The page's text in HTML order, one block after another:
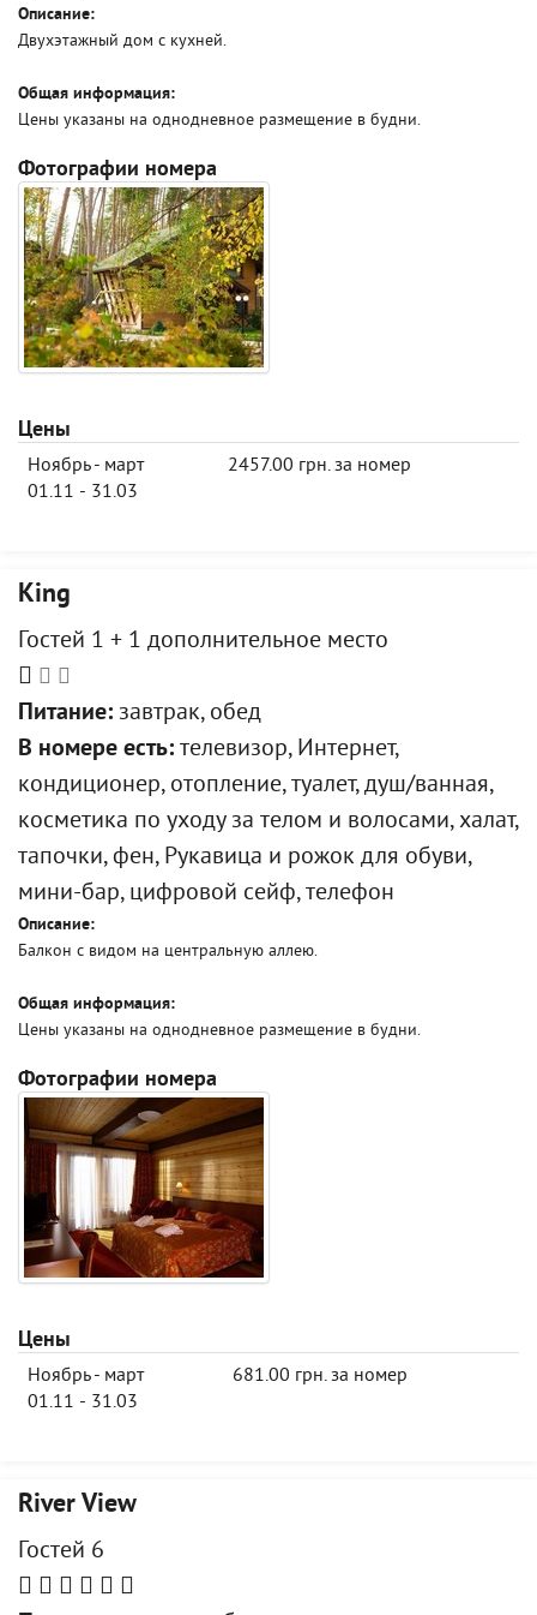
Описание:
Двухэтажный дом с кухней.
Общая информация:
Цены указаны на однодневное размещение в будни.
Фотографии номера
Цены
Ноябрь - март
01.11 - 31.03
2457.00 грн. за номер
King
Гостей 1 + 1 дополнительное место
Питание: завтрак, обед
В номере есть: телевизор, Интернет,
кондиционер, отопление, туалет, душ/ванная,
косметика по уходу за телом и волосами, халат,
тапочки, фен, Рукавица и рожок для обуви,
мини-бар, цифровой сейф, телефон
Описание:
Балкон с видом на центральную аллею.
Общая информация:
Цены указаны на однодневное размещение в будни.
Фотографии номера
Цены
Ноябрь - март
01.11 - 31.03
681.00 грн. за номер
River View
Гостей 6